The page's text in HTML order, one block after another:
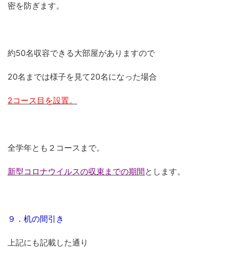
密を防ぎます。
約50名収容できる大部屋がありますので
20名までは様子を見て20名になった場合
2コース目を設置。
全学年とも２コースまで。
新型コロナウイルスの収束までの期間とします。
９．机の間引き
上記にも記載した通り